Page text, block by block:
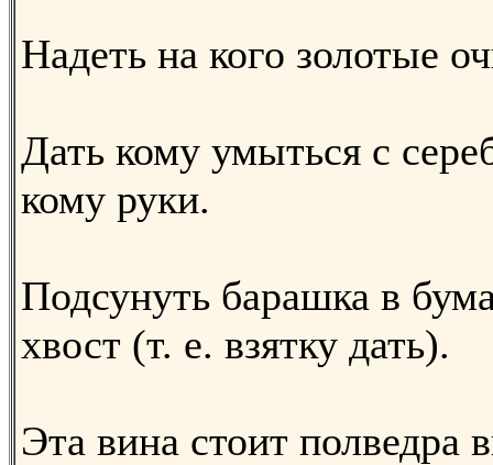
Надеть на кого золотые
Дать кому умыться с
кому руки.
Подсунуть барашка в
хвост (т. е. взятку дать).
Эта вина стоит полведра